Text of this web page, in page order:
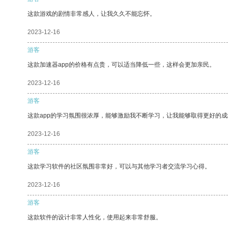
这款游戏的剧情非常感人，让我久久不能忘怀。
2023-12-16
游客
这款加速器app的价格有点贵，可以适当降低一些，这样会更加亲民。
2023-12-16
游客
这款app的学习氛围很浓厚，能够激励我不断学习，让我能够取得更好的
2023-12-16
游客
这款学习软件的社区氛围非常好，可以与其他学习者交流学习心得。
2023-12-16
游客
这款软件的设计非常人性化，使用起来非常舒服。